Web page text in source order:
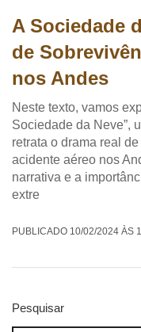
A Sociedade
de
nos Andes
Neste texto, vamos
Sociedade da Neve”,
retrata o drama real
acidente aéreo nos
narrativa e a
extre
PUBLICADO 10/02/2024 ÀS
Pesquisar